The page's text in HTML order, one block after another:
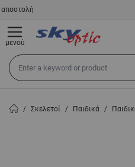
Μετάβαση στο περιεχόμενο14 ημέρες
Αναζήτηση σε όλο το
μενού
/ Σκελετοί / Παιδικά /